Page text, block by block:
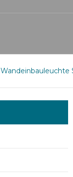
Wandeinbauleuchte